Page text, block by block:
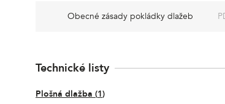
Obecné zásady pokládky dlažeb
Technické listy
Plošná dlažba (1)